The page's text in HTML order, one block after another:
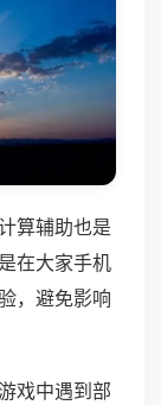
算辅助也是
在大家手机
，避免影响
戏中遇到部